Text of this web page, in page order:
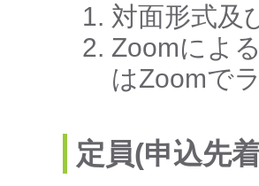
対面形式及
Zoomによ
はZoomで
定員(申込先